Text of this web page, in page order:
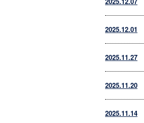
2025.12.01
2025.11.27
2025.11.20
2025.11.14